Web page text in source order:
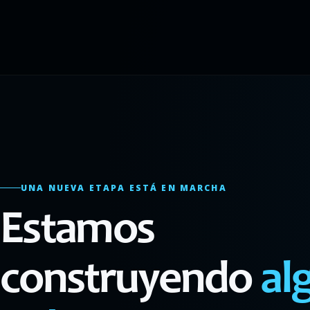
UNA NUEVA ETAPA ESTÁ EN MARCHA
Estamos
construyendo